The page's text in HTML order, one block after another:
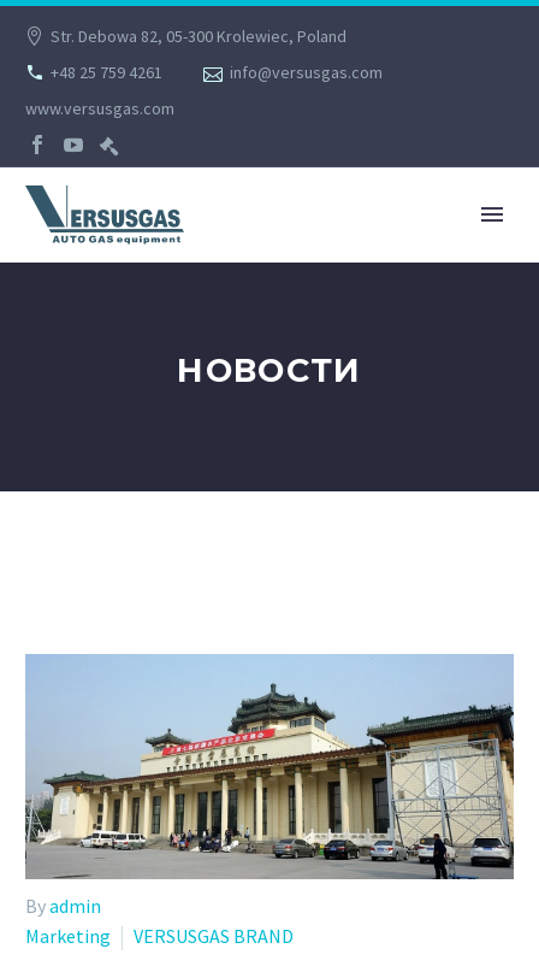
Str. Debowa 82, 05-300 Krolewiec, Poland
+48 25 759 4261
info@versusgas.com
www.versusgas.com
НОВОСТИ
Byadmin
Marketing
VERSUSGAS BRAND